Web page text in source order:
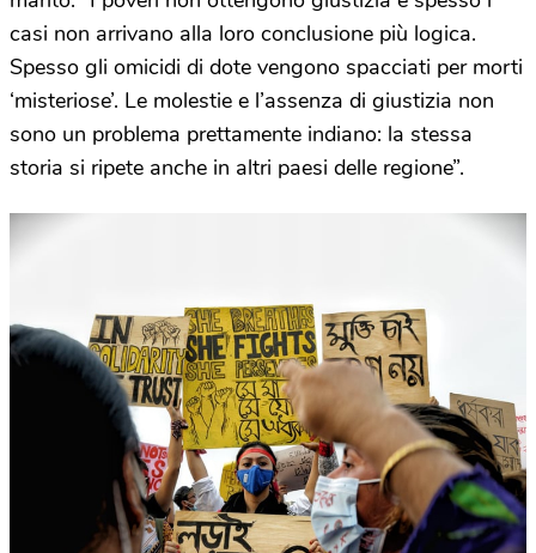
casi non arrivano alla loro conclusione più logica.
Spesso gli omicidi di dote vengono spacciati per morti
‘misteriose’. Le molestie e l’assenza di giustizia non
sono un problema prettamente indiano: la stessa
storia si ripete anche in altri paesi delle regione”.